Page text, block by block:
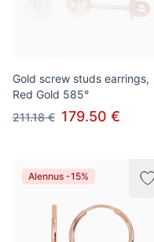
Gold screw studs earrings,
Red Gold 585°
211.18 € 179.50 €
Alennus -15%